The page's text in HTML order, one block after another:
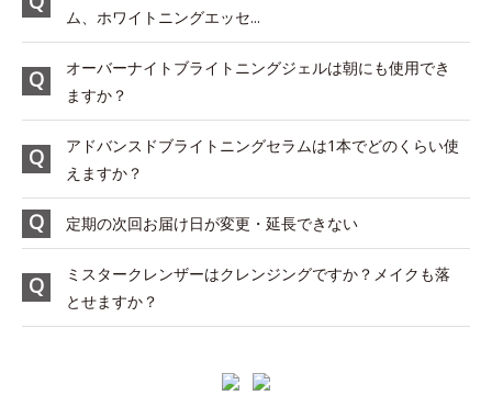
ム、ホワイトニングエッセ...
オーバーナイトブライトニングジェルは朝にも使用でき
ますか？
アドバンスドブライトニングセラムは1本でどのくらい使
えますか？
定期の次回お届け日が変更・延長できない
ミスタークレンザーはクレンジングですか？メイクも落
とせますか？